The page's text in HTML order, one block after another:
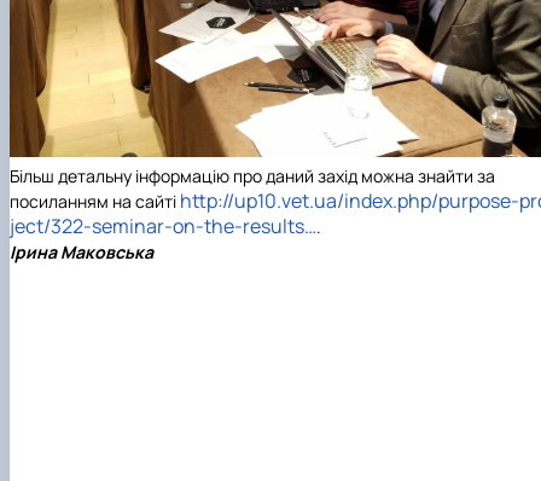
Більш детальну інформацію про даний захід можна знайти за
посиланням на сайті http://up10.vet.ua/index.php/purpose-
ject/322-seminar-on-the-results….
Ірина Маковська